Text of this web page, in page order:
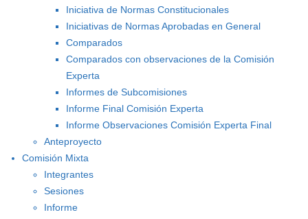
Iniciativa de Normas Constitucionales
Iniciativas de Normas Aprobadas en General
Comparados
Comparados con observaciones de la Comisión
Experta
Informes de Subcomisiones
Informe Final Comisión Experta
Informe Observaciones Comisión Experta Final
Anteproyecto
Comisión Mixta
Integrantes
Sesiones
Informe